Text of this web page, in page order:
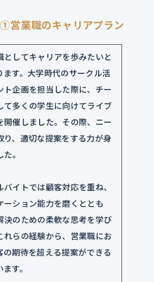
営業職のキャリアプラン
としてキャリアを歩みたいと
ます。大学時代のサークル活
ト企画を担当した際に、チー
て多くの学生に向けてライブ
開催しました。その際、ニー
り、適切な提案をする力が身
。
バイトでは顧客対応を重ね、
ーション能力を磨くととも
決のための柔軟な思考を学び
れらの経験から、営業職にお
の期待を超える提案ができる
す。